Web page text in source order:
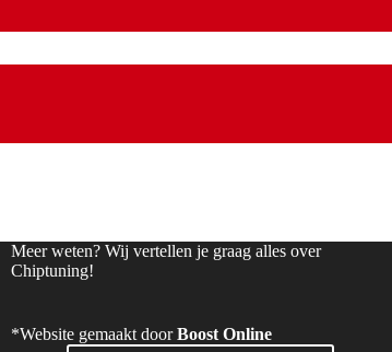
Meer weten? Wij vertellen je graag alles over
Chiptuning!
*Website gemaakt doorBoost Online